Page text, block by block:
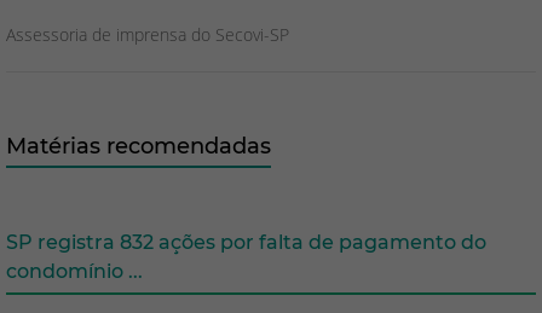
Assessoria de imprensa do Secovi-SP
Matérias recomendadas
SP registra 832 ações por falta de pagamento do
condomínio ...